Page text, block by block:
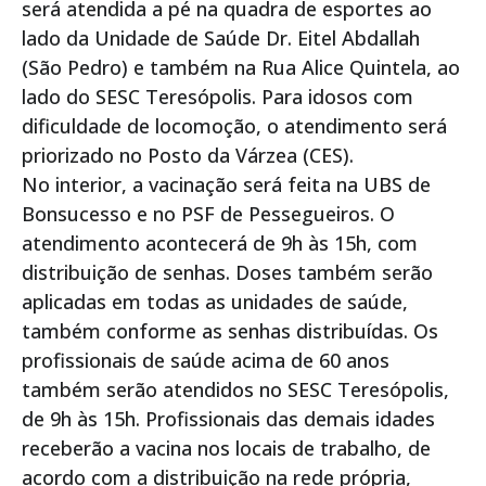
será atendida a pé na quadra de esportes ao
lado da Unidade de Saúde Dr. Eitel Abdallah
(São Pedro) e também na Rua Alice Quintela, ao
lado do SESC Teresópolis. Para idosos com
dificuldade de locomoção, o atendimento será
priorizado no Posto da Várzea (CES).
No interior, a vacinação será feita na UBS de
Bonsucesso e no PSF de Pessegueiros. O
atendimento acontecerá de 9h às 15h, com
distribuição de senhas. Doses também serão
aplicadas em todas as unidades de saúde,
também conforme as senhas distribuídas. Os
profissionais de saúde acima de 60 anos
também serão atendidos no SESC Teresópolis,
de 9h às 15h. Profissionais das demais idades
receberão a vacina nos locais de trabalho, de
acordo com a distribuição na rede própria,